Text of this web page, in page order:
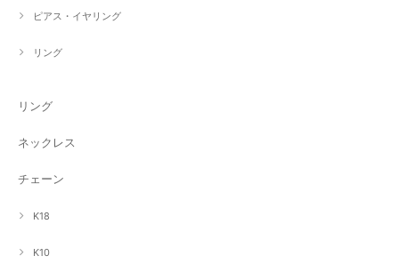
ピアス・イヤリング
リング
リング
ネックレス
チェーン
K18
K10